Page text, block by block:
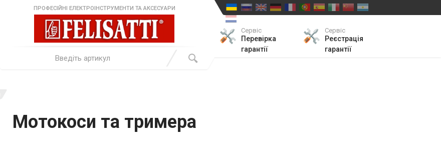
ПРОФЕСІЙНІ ЕЛЕКТРОІНСТРУМЕНТИ ТА АКСЕСУАРИ
Сервіс
Перевірка
гарантії
Сервіс
Реєстрація
гарантії
Мотокоси та тримера